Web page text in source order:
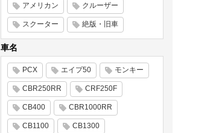
アメリカン クルーザー
スクーター 絶版・旧車
車名
PCX エイプ50 モンキー
CBR250RR CRF250F
CB400 CBR1000RR
CB1100 CB1300